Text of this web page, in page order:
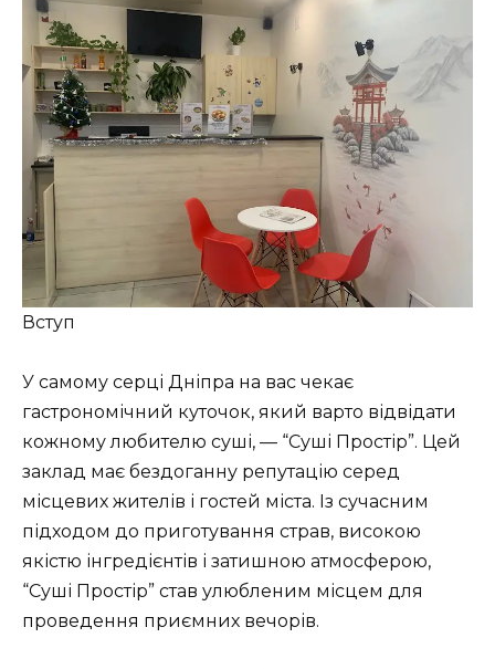
Вступ
У самому серці Дніпра на вас чекає
гастрономічний куточок, який варто відвідати
кожному любителю суші, — “Суші Простір”. Цей
заклад має бездоганну репутацію серед
місцевих жителів і гостей міста. Із сучасним
підходом до приготування страв, високою
якістю інгредієнтів і затишною атмосферою,
“Суші Простір” став улюбленим місцем для
проведення приємних вечорів.